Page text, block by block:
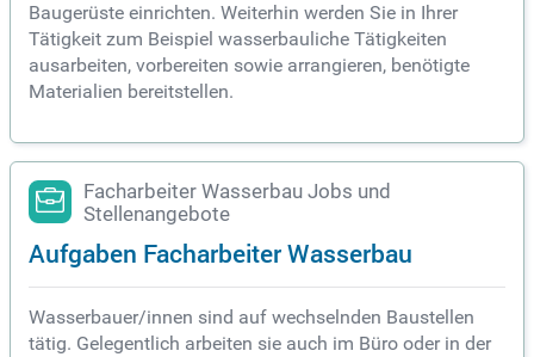
Baugerüste einrichten. Weiterhin werden Sie in Ihrer
Tätigkeit zum Beispiel wasserbauliche Tätigkeiten
ausarbeiten, vorbereiten sowie arrangieren, benötigte
Materialien bereitstellen.
Facharbeiter Wasserbau Jobs und
Stellenangebote
Aufgaben Facharbeiter Wasserbau
Wasserbauer/innen sind auf wechselnden Baustellen
tätig. Gelegentlich arbeiten sie auch im Büro oder in der